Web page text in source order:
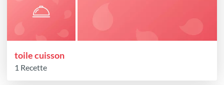
toile cuisson
1 Recette